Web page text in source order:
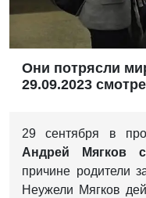
Они потрясли
29.09.2023
29 сентября в
Андрей Мягков с
причине родители
Неужели Мягков